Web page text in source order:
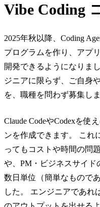
Vibe Coding
2025年秋以降、Coding
プログラムを作り、アプ
開発できるようになりま
ジニアに限らず、ご自身
を、職種を問わず募集しま
Claude CodeやCodexを使
ンを作成できます。 これ
ってもコストや時間の問
や、PM・ビジネスサイド
数日単位（簡単なもので
した。 エンジニアであれ